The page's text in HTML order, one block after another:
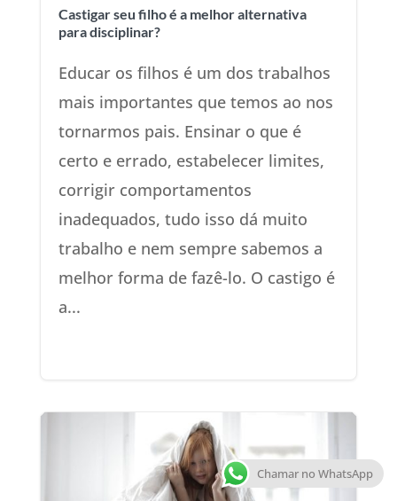
Castigar seu filho é a melhor alternativa
para disciplinar?
Educar os filhos é um dos trabalhos
mais importantes que temos ao nos
tornarmos pais. Ensinar o que é
certo e errado, estabelecer limites,
corrigir comportamentos
inadequados, tudo isso dá muito
trabalho e nem sempre sabemos a
melhor forma de fazê-lo. O castigo é
a...
Chamar no WhatsApp